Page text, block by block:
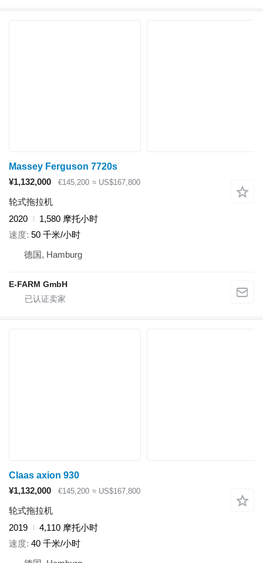
Massey Ferguson 7720s
¥1,132,000
€145,200 ≈ US$167,800
轮式拖拉机
2020
1,580 摩托小时
速度 50 千米/小时
德国, Hamburg
E-FARM GmbH
Claas axion 930
¥1,132,000
€145,200 ≈ US$167,800
轮式拖拉机
2019
4,110 摩托小时
速度 40 千米/小时